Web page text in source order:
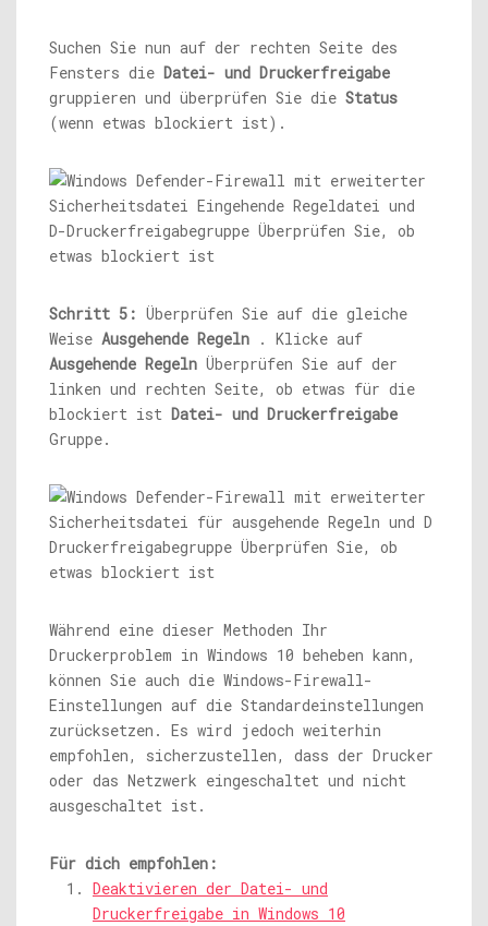
Suchen Sie nun auf der rechten Seite des
Fensters die Datei- und Druckerfreigabe
gruppieren und überprüfen Sie die Status
(wenn etwas blockiert ist).
Schritt 5: Überprüfen Sie auf die gleiche
Weise Ausgehende Regeln . Klicke auf
Ausgehende Regeln Überprüfen Sie auf der
linken und rechten Seite, ob etwas für die
blockiert ist Datei- und Druckerfreigabe
Gruppe.
Während eine dieser Methoden Ihr
Druckerproblem in Windows 10 beheben kann,
können Sie auch die Windows-Firewall-
Einstellungen auf die Standardeinstellungen
zurücksetzen. Es wird jedoch weiterhin
empfohlen, sicherzustellen, dass der Drucker
oder das Netzwerk eingeschaltet und nicht
ausgeschaltet ist.
Für dich empfohlen:
Deaktivieren der Datei- und
Druckerfreigabe in Windows 10